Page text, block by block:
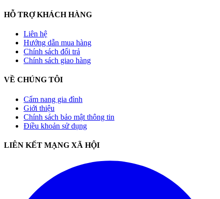
HỖ TRỢ KHÁCH HÀNG
Liên hệ
Hướng dẫn mua hàng
Chính sách đổi trả
Chính sách giao hàng
VỀ CHÚNG TÔI
Cẩm nang gia đình
Giới thiệu
Chính sách bảo mật thông tin
Điều khoản sử dụng
LIÊN KẾT MẠNG XÃ HỘI